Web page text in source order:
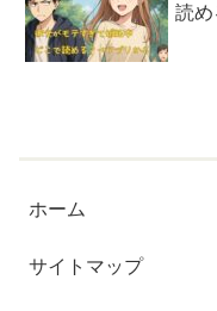
読
ホーム
サイトマップ